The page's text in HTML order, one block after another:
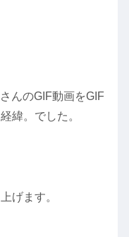
んのGIF動画をGIF
緯。でした。
げます。